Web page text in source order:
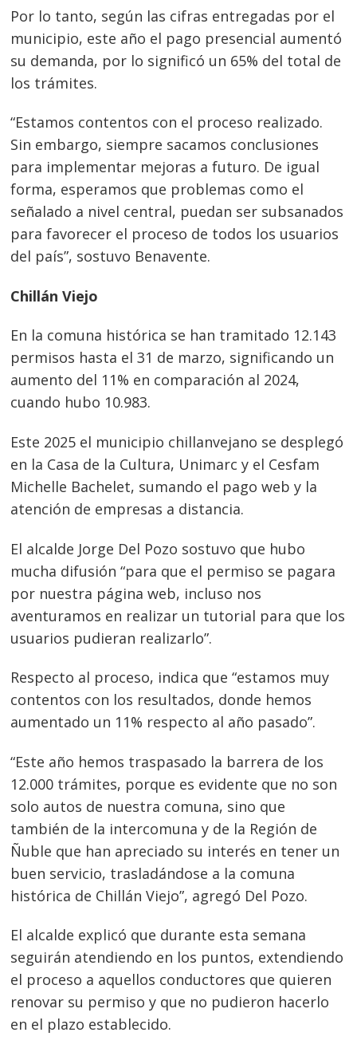
Por lo tanto, según las cifras entregadas por el
municipio, este año el pago presencial aumentó
su demanda, por lo significó un 65% del total de
los trámites.
“Estamos contentos con el proceso realizado.
Sin embargo, siempre sacamos conclusiones
para implementar mejoras a futuro. De igual
forma, esperamos que problemas como el
señalado a nivel central, puedan ser subsanados
para favorecer el proceso de todos los usuarios
del país”, sostuvo Benavente.
Chillán Viejo
En la comuna histórica se han tramitado 12.143
permisos hasta el 31 de marzo, significando un
aumento del 11% en comparación al 2024,
cuando hubo 10.983.
Este 2025 el municipio chillanvejano se desplegó
en la Casa de la Cultura, Unimarc y el Cesfam
Michelle Bachelet, sumando el pago web y la
atención de empresas a distancia.
El alcalde Jorge Del Pozo sostuvo que hubo
mucha difusión “para que el permiso se pagara
por nuestra página web, incluso nos
aventuramos en realizar un tutorial para que los
usuarios pudieran realizarlo”.
Respecto al proceso, indica que “estamos muy
contentos con los resultados, donde hemos
aumentado un 11% respecto al año pasado”.
“Este año hemos traspasado la barrera de los
12.000 trámites, porque es evidente que no son
solo autos de nuestra comuna, sino que
también de la intercomuna y de la Región de
Ñuble que han apreciado su interés en tener un
buen servicio, trasladándose a la comuna
histórica de Chillán Viejo”, agregó Del Pozo.
El alcalde explicó que durante esta semana
seguirán atendiendo en los puntos, extendiendo
el proceso a aquellos conductores que quieren
renovar su permiso y que no pudieron hacerlo
en el plazo establecido.
Navegación
de
entradas